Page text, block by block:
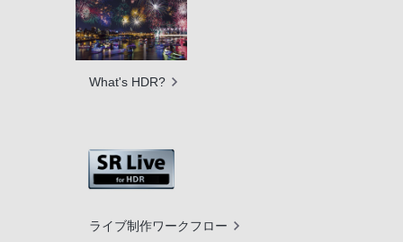
What's HDR?
ライブ制作ワークフロー